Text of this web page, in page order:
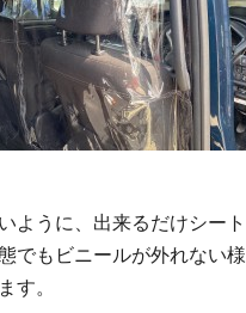
ように、出来るだけシー
でもビニールが外れない
す。